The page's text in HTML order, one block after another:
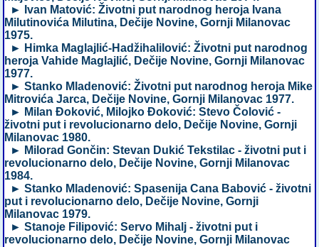
► Ivan Matović: Životni put narodnog heroja Ivana
Milutinovića Milutina, Dečije Novine, Gornji Milanovac
1975.
► Himka Maglajlić-Hadžihalilović: Životni put narodnog
heroja Vahide Maglajlić, Dečije Novine, Gornji Milanovac
1977.
► Stanko Mladenović: Životni put narodnog heroja Mike
Mitrovića Jarca, Dečije Novine, Gornji Milanovac 1977.
► Milan Đoković, Milojko Đoković: Stevo Čolović -
životni put i revolucionarno delo, Dečije Novine, Gornji
Milanovac 1980.
► Milorad Gončin: Stevan Dukić Tekstilac - životni put i
revolucionarno delo, Dečije Novine, Gornji Milanovac
1984.
► Stanko Mladenović: Spasenija Cana Babović - životni
put i revolucionarno delo, Dečije Novine, Gornji
Milanovac 1979.
► Stanoje Filipović: Servo Mihalj - životni put i
revolucionarno delo, Dečije Novine, Gornji Milanovac